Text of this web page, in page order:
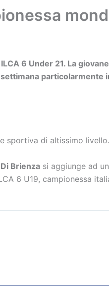
6 Under 21. La
sportiva di altissimo livello.
Brienza si aggiunge ad
6 U19, campionessa